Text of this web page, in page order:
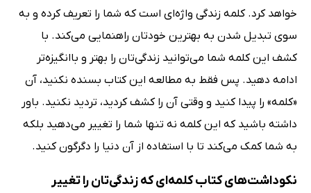
خواهد کرد. کلمه زندگی واژه‌ای است که شما را تعریف کرده و به
سوی تبدیل شدن به بهترین خودتان راهنمایی می‌کند. با
کشف این کلمه شما می‌توانید زندگی‌تان را بهتر و باانگیزه‌تر
ادامه دهید. پس فقط به مطالعه این کتاب بسنده نکنید، آن
«کلمه» را پیدا کنید و وقتی آن را کشف کردید، تردید نکنید. باور
داشته باشید که این کلمه نه تنها شما را تغییر می‌دهید بلکه
به شما کمک می‌کند تا با استفاده از آن دنیا را دگرگون کنید.
نکوداشت‌های کتاب کلمه‌ای‌ که زندگی‌تان را تغییر